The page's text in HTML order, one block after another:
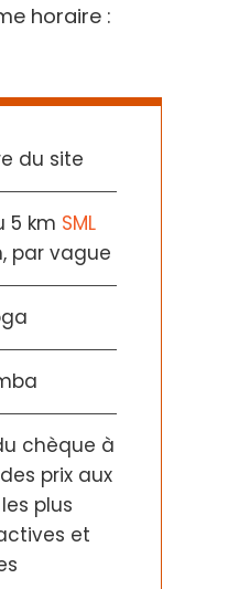
horaire :
du site
5 km SML
par vague
chèque à
prix aux
plus
et